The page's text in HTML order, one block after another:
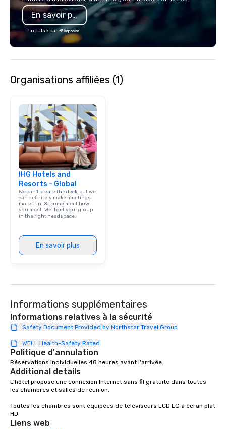
En savoir plus
Propulsé par
Organisations affiliées (1)
IHG Hotels and
Resorts - Global
We can't create the deck, but we
can definitely make meetings
more fun. So come meet how
you meet. We'll get your group
in the right headspace.
En savoir plus
Informations supplémentaires
Informations relatives à la sécurité
Safety Document Provided by Northstar Travel Group
WELL Health-Safety Rated
Politique d'annulation
Réservations individuelles 48 heures avant l'arrivée.
Additional details
L'hôtel propose une connexion Internet sans fil gratuite dans toutes
les chambres et salles de réunion.
Toutes les chambres sont équipées de téléviseurs LCD LG à écran plat
HD.
Liens web